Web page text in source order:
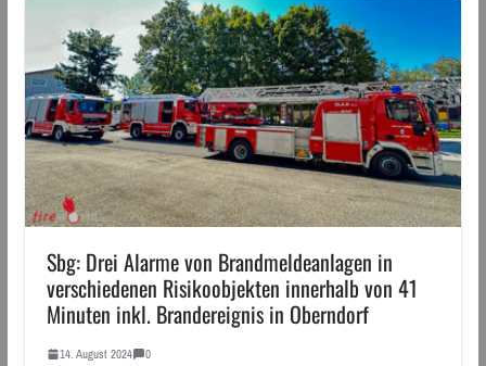
Sbg: Drei Alarme von Brandmeldeanlagen in
verschiedenen Risikoobjekten innerhalb von 41
Minuten inkl. Brandereignis in Oberndorf
14. August 2024 0